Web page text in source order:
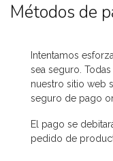
Métodos de
Intentamos
sea seguro.
nuestro sitio web
seguro de pago
El pago se
pedido de